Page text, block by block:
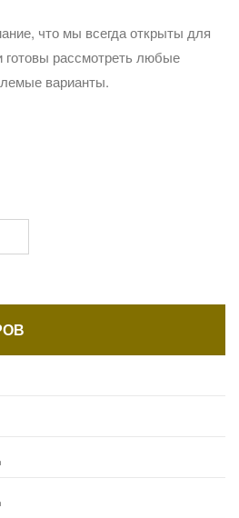
что мы всегда открыты для
готовы рассмотреть любые
варианты.